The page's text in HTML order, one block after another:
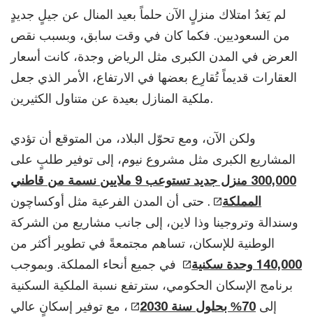
لم يَغدُ امتلاك منزلٍ الآن حلماً بعيد المنال عن جيلٍ جديدٍ
من السعوديين. فكما كان في وقت سابق، وبسبب نقص
العرض في المدن الكبرى مثل الرياض وجدة، كانت أسعار
العقارات قديماً تُقارِع بعضها في الارتفاع، الأمر الذي جعل
ملكية المنازل بعيدة عن متناول الكثيرين.
ولكن الآن، ومع تحوّل البلاد، من المتوقع أن تؤدي
المشاريع الكبرى مثل مشروع نيوم، إلى توفير طلبٍ على
300,000 منزل جديد تستوعب 9 ملايين نسمة من قاطني
المملكة
. حتى أن المدن الفرعية مثل أوكساچون
وسندالة وتروجينا وذا لاين، إلى جانب مشاريع من الشركة
الوطنية للإسكان، تساهم مجتمعةً في تطوير أكثر من
140,000 وحدة سكنية
في جميع أنحاء المملكة. وبموجب
برنامج الإسكان الحكومي، سترتفع نسبة الملكية السكنية
إلى 70% بحلول سنة 2030
، مع توفير إسكانٍ عالي